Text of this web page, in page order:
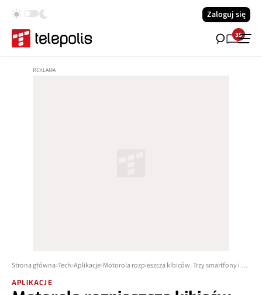
Zaloguj się
35
Strona główna Tech Aplikacje Motorola rozpieszcza kibiców. Trzy smartfony i gra piłkarska 5 na 5
APLIKACJE